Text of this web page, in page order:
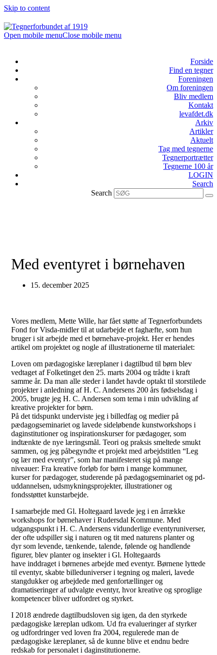
Skip to content
Open mobile menuClose mobile menu
Forside
Find en tegner
Foreningen
Om foreningen
Bliv medlem
Kontakt
levafdet.dk
Arkiv
Artikler
Aktuelt
Tag med tegnerne
Tegnerportrætter
Tegnerne 100 år
LOGIN
Search
Search
Med eventyret i børnehaven
15. december 2025
Vores medlem, Mette Wille, har fået støtte af Tegnerforbundets
Fond for Visda-midler til at udarbejde et faghæfte, som hun
bruger i sit arbejde med et børnehave-projekt. Her er hendes
artikel om projektet og nogle af illustrationerne til materialet:
Loven om pædagogiske læreplaner i dagtilbud til børn blev
vedtaget af Folketinget den 25. marts 2004 og trådte i kraft
samme år. Da man alle steder i landet havde optakt til storstilede
projekter i anledning af H. C. Andersens 200 års fødselsdag i
2005, brugte jeg H. C. Andersen som tema i min udvikling af
kreative projekter for børn.
På det tidspunkt underviste jeg i billedfag og medier på
pædagogseminariet og lavede sideløbende kunstworkshops i
daginstitutioner og inspirationskurser for pædagoger, som
indtænkte de nye læringsmål. Teori og praksis smeltede smukt
sammen, og jeg påbegyndte et projekt med arbejdstitlen “Leg
og lær med eventyr”, som har manifesteret sig på mange
niveauer: Fra kreative forløb for børn i mange kommuner,
kurser for pædagoger, studerende på pædagogseminariet og pd-
uddannelsen, udsmykningsprojekter, illustrationer og
fondsstøttet kunstarbejde.
I samarbejde med Gl. Holtegaard lavede jeg i en årrække
workshops for børnehaver i Rudersdal Kommune. Med
udgangspunkt i H. C. Andersens vidunderlige eventyruniverser,
der ofte udspiller sig i naturen og tit med naturens planter og
dyr som levende, tænkende, talende, følende og handlende
figurer, blev planter og insekter i Gl. Holtegaards
have inddraget i børnenes arbejde med eventyr. Børnene lyttede
til eventyr, skabte billeduniverser i tegning og maleri, lavede
stangdukker og arbejdede med genfortællinger og
dramatiseringer af udvalgte eventyr, hvor kreative og sproglige
kompetencer bliver udfordret og styrket.
I 2018 ændrede dagtilbudsloven sig igen, da den styrkede
pædagogiske læreplan udkom. Ud fra evalueringer af styrker
og udfordringer ved loven fra 2004, regulerede man de
pædagogiske læreplaner, så de kunne blive et endnu bedre
redskab for personalet i daginstitutionerne.